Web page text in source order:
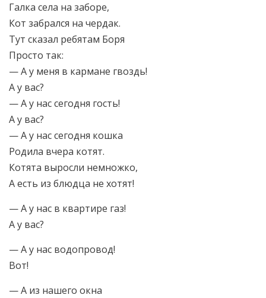
Галка села на заборе,
Кот забрался на чердак.
Тут сказал ребятам Боря
Просто так:
— А у меня в кармане гвоздь!
А у вас?
— А у нас сегодня гость!
А у вас?
— А у нас сегодня кошка
Родила вчера котят.
Котята выросли немножко,
А есть из блюдца не хотят!
— А у нас в квартире газ!
А у вас?
— А у нас водопровод!
Вот!
— А из нашего окна